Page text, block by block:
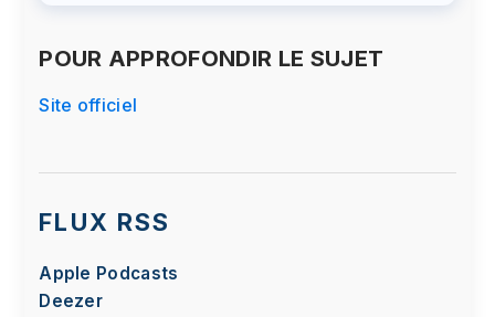
POUR APPROFONDIR LE SUJET
Site officiel
FLUX RSS
Apple Podcasts
Deezer